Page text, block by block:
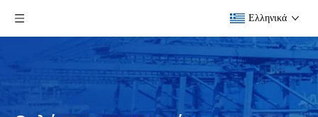
Ελληνικά